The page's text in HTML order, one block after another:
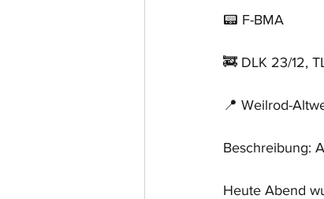
📟 F-BMA
🚒 DLK 23/12,
📍 Weilrod-
Beschreibung:
Heute Abend